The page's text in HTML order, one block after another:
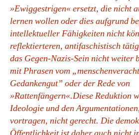
»Ewiggestrigen« ersetzt, die nicht
lernen wollen oder dies aufgrund
intellektueller Fähigkeiten nicht
reflektierteren, antifaschistisch
das Gegen-Nazis-Sein nicht weiter
mit Phrasen vom
Gedankengut” oder der Rede von
»Rattenfängern«.Diese Reduktion
Ideologie und den
vortragen, nicht gerecht. Die